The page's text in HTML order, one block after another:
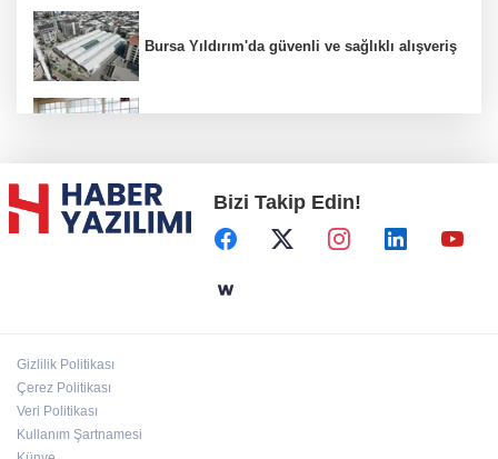
Bursa Yıldırım'da güvenli ve sağlıklı alışveriş
Başkent'in göletlerinde temizlik ve bakım
sürüyor
Bizi Takip Edin!
Gizlilik Politikası
Çerez Politikası
Veri Politikası
Kullanım Şartnamesi